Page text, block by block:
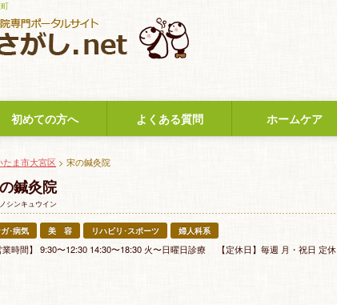
初めての方へ よくある質問 ホームケア
たま市大宮区 > 宋の鍼灸院
鍼灸院
シンキュウイン
･病気 美 容 リハビリ･スポーツ 婦人科系
業時間】 9:30〜12:30 14:30〜18:30 火〜日曜日診療 【定休日】毎週 月・祝日 定休